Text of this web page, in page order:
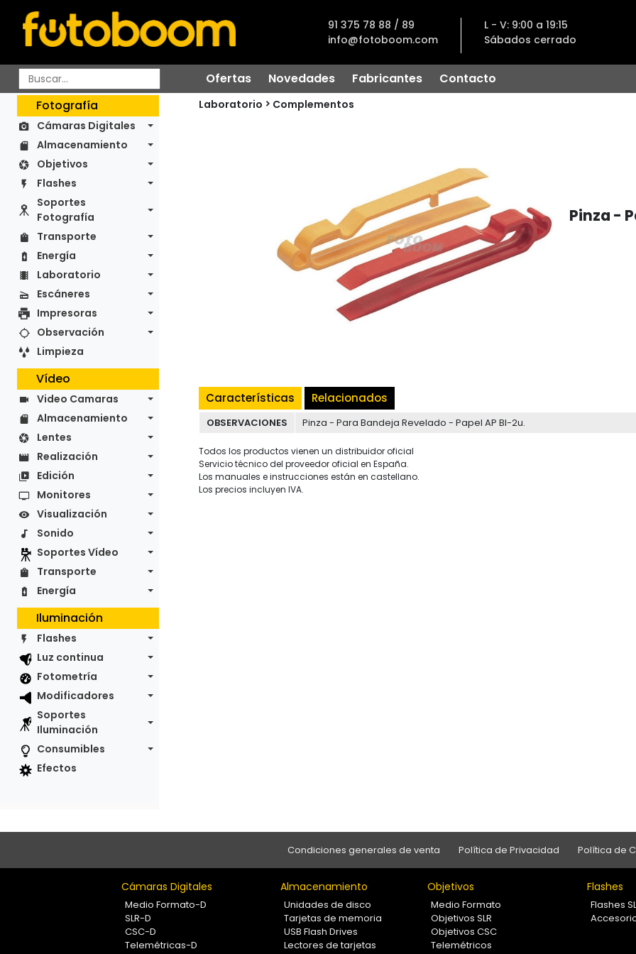
91 375 78 88 / 89
info@fotoboom.com
L - V: 9:00 a 19:15
Sábados cerrado
Ofertas Novedades Fabricantes
Contacto
Fotografía
Cámaras Digitales
Almacenamiento
Objetivos
Flashes
Soportes
Fotografía
Transporte
Energía
Laboratorio
Escáneres
Impresoras
Observación
Limpieza
Vídeo
Video Camaras
Almacenamiento
Lentes
Realización
Edición
Monitores
Visualización
Sonido
Soportes Vídeo
Transporte
Energía
Iluminación
Flashes
Luz continua
Fotometría
Modificadores
Soportes
Iluminación
Consumibles
Efectos
Laboratorio Complementos
Pinza -
Características Relacionados
OBSERVACIONES Pinza - Para Bandeja Revelado - Papel AP Bl-2u.
Todos los productos vienen un distribuidor oficial
Servicio técnico del proveedor oficial en España.
Los manuales e instrucciones están en castellano.
Los precios incluyen IVA.
Condiciones generales de venta Política de Privacidad Política de
Cámaras Digitales
Medio Formato-D
SLR-D
CSC-D
Telemétricas-D
Almacenamiento
Unidades de disco
Tarjetas de memoria
USB Flash Drives
Lectores de tarjetas
Objetivos
Medio Formato
Objetivos SLR
Objetivos CSC
Telemétricos
Flashes
Flashes